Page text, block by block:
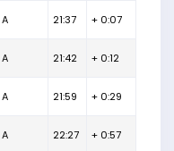
A 21:37 + 0:07
A 21:42 + 0:12
A 21:59 + 0:29
A 22:27 + 0:57